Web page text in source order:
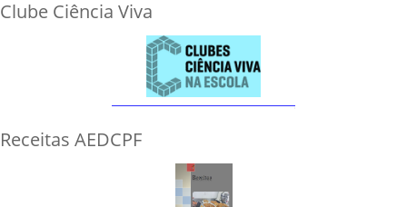
Clube Ciência Viva
Receitas AEDCPF